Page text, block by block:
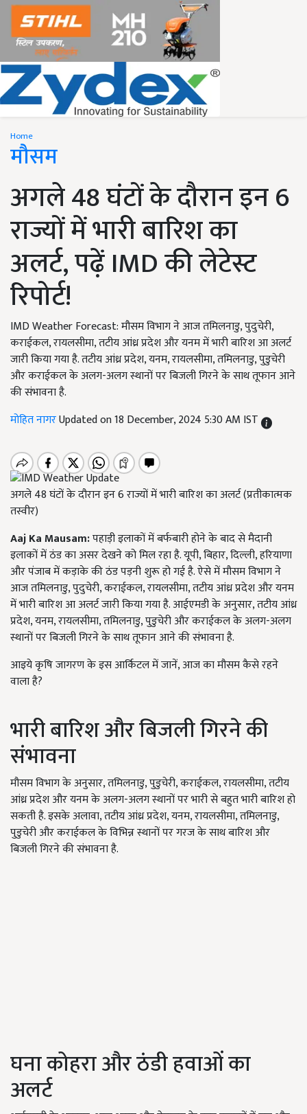
Home
मौसम
अगले 48 घंटों के दौरान इन 6
राज्यों में भारी बारिश का
अलर्ट, पढ़ें IMD की लेटेस्ट
रिपोर्ट!
IMD Weather Forecast: मौसम विभाग ने आज तमिलनाडु, पुदुचेरी,
कराईकल, रायलसीमा, तटीय आंध्र प्रदेश और यनम में भारी बारिश आ अलर्ट
जारी किया गया है. तटीय आंध्र प्रदेश, यनम, रायलसीमा, तमिलनाडु, पुडुचेरी
और कराईकल के अलग-अलग स्थानों पर बिजली गिरने के साथ तूफान आने
की संभावना है.
मोहित नागरUpdated on 18 December, 2024 5:30 AM IST
अगले 48 घंटों के दौरान इन 6 राज्यों में भारी बारिश का अलर्ट (प्रतीकात्मक
तस्वीर)
Aaj Ka Mausam:पहाड़ी इलाकों में बर्फबारी होने के बाद से मैदानी
इलाकों में ठंड का असर देखने को मिल रहा है. यूपी, बिहार, दिल्ली, हरियाणा
और पंजाब में कड़ाके की ठंड पड़नी शुरू हो गई है. ऐसे में मौसम विभाग ने
आज तमिलनाडु, पुदुचेरी, कराईकल, रायलसीमा, तटीय आंध्र प्रदेश और यनम
में भारी बारिश आ अलर्ट जारी किया गया है. आईएमडी के अनुसार, तटीय आंध्र
प्रदेश, यनम, रायलसीमा, तमिलनाडु, पुडुचेरी और कराईकल के अलग-अलग
स्थानों पर बिजली गिरने के साथ तूफान आने की संभावना है.
आइये कृषि जागरण के इस आर्किटल में जानें, आज का मौसम कैसे रहने
वाला है?
भारी बारिश और बिजली गिरने की
संभावना
मौसम विभाग के अनुसार, तमिलनाडु, पुडुचेरी, कराईकल, रायलसीमा, तटीय
आंध्र प्रदेश और यनम के अलग-अलग स्थानों पर भारी से बहुत भारी बारिश हो
सकती है. इसके अलावा, तटीय आंध्र प्रदेश, यनम, रायलसीमा, तमिलनाडु,
पुडुचेरी और कराईकल के विभिन्न स्थानों पर गरज के साथ बारिश और
बिजली गिरने की संभावना है.
घना कोहरा और ठंडी हवाओं का
अलर्ट